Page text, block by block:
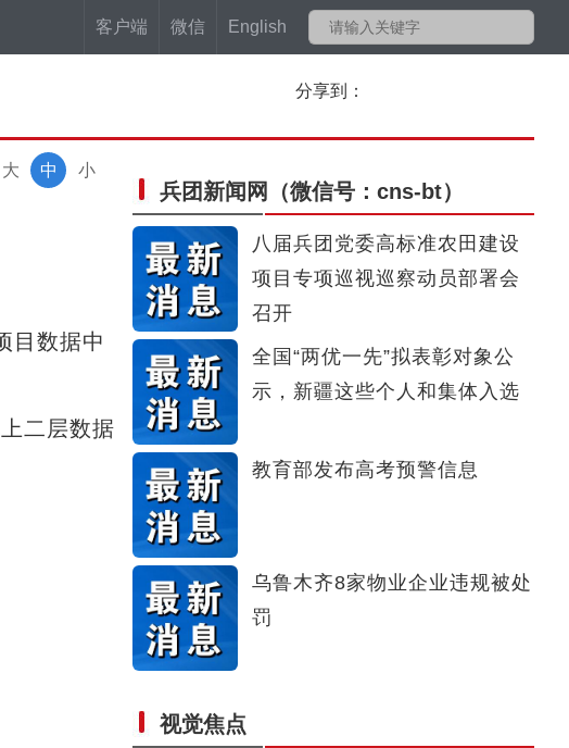
客户端 微信 English
分享到：
小
中
大
目数据中
二层数据
兵团新闻网 （微信号：cns-bt）
八届兵团党委高标准农田建设
项目专项巡视巡察动员部署会
召开
全国“两优一先”拟表彰对象公
示，新疆这些个人和集体入选
教育部发布高考预警信息
乌鲁木齐8家物业企业违规被处
罚
视觉焦点
以“阅读+文旅+非遗+农技”织就六团文化新图